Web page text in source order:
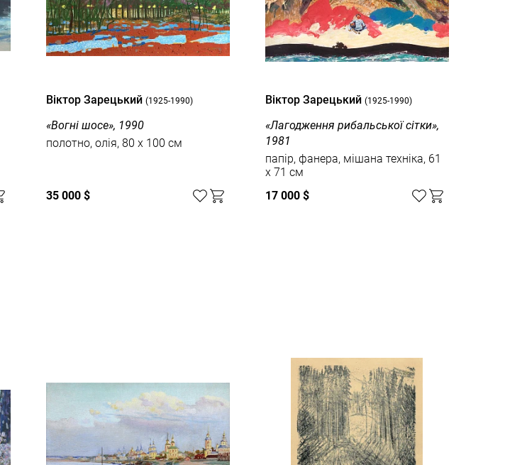
Вiктор Зарецький (1925-1990)
«Вогні шосе», 1990
полотно, олія, 80 x 100 см
35 000 $
Вiктор Зарецький (1925-1990)
«Лагодження рибальської сітки»,
1981
папір, фанера, мішана техніка, 61
x 71 см
17 000 $